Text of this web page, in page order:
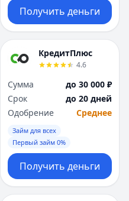
Получить деньги
КредитПлюс
4.6
Сумма
до 30 000 ₽
Срок
до 20 дней
Одобрение
Среднее
Займ для всех
Первый займ 0%
Получить деньги